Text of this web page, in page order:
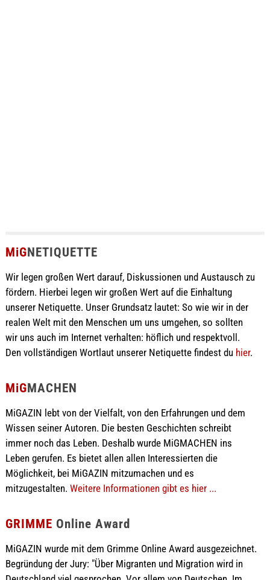
MiGNETIQUETTE
Wir legen großen Wert darauf, Diskussionen und Austausch zu
fördern. Hierbei legen wir großen Wert auf die Einhaltung
unserer Netiquette. Unser Grundsatz lautet: So wie wir in der
realen Welt mit den Menschen um uns umgehen, so sollten
wir uns auch im Internet verhalten: höflich und respektvoll.
Den vollständigen Wortlaut unserer Netiquette findest du hier.
MiGMACHEN
MiGAZIN lebt von der Vielfalt, von den Erfahrungen und dem
Wissen seiner Autoren. Die besten Geschichten schreibt
immer noch das Leben. Deshalb wurde MiGMACHEN ins
Leben gerufen. Es bietet allen allen Interessierten die
Möglichkeit, bei MiGAZIN mitzumachen und es
mitzugestalten. Weitere Informationen gibt es hier ...
GRIMME Online Award
MiGAZIN wurde mit dem Grimme Online Award ausgezeichnet.
Begründung der Jury: "Über Migranten und Migration wird in